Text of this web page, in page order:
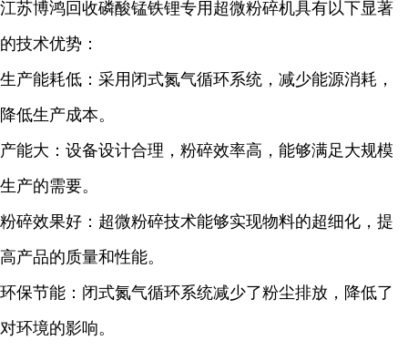
江苏博鸿回收磷酸锰铁锂专用超微粉碎机具有以下显著
的技术优势：
生产能耗低：采用闭式氮气循环系统，减少能源消耗，
降低生产成本。
产能大：设备设计合理，粉碎效率高，能够满足大规模
生产的需要。
粉碎效果好：超微粉碎技术能够实现物料的超细化，提
高产品的质量和性能。
环保节能：闭式氮气循环系统减少了粉尘排放，降低了
对环境的影响。